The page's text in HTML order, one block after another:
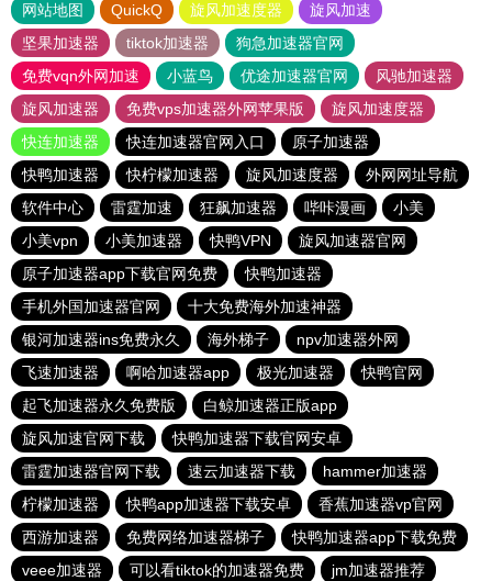
网站地图 QuickQ 旋风加速度器
旋风加速
坚果加速器
tiktok加速器
狗急加速器官网
免费vqn外网加速
小蓝鸟 优途加速器官网
风驰加速器
旋风加速器
免费vps加速器外网苹果版
旋风加速度器
快连加速器
快连加速器官网入口
原子加速器
快鸭加速器
快柠檬加速器 旋风加速度器
外网网址导航
软件中心
雷霆加速 狂飙加速器 哔咔漫画
小美
小美vpn
小美加速器 快鸭VPN
旋风加速器官网
原子加速器app下载官网免费
快鸭加速器
手机外国加速器官网
十大免费海外加速神器
银河加速器ins免费永久
海外梯子
npv加速器外网
飞速加速器
啊哈加速器app 极光加速器
快鸭官网
起飞加速器永久免费版
白鲸加速器正版app
旋风加速官网下载
快鸭加速器下载官网安卓
雷霆加速器官网下载
速云加速器下载
hammer加速器
柠檬加速器
快鸭app加速器下载安卓
香蕉加速器vp官网
西游加速器
免费网络加速器梯子
快鸭加速器app下载免费
veee加速器
可以看tiktok的加速器免费 jm加速器推荐